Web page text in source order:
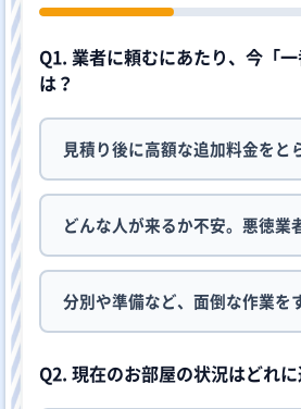
Q1. 業者に頼むにあたり、今「一
は？
見積り後に高額な追加料金をと
どんな人が来るか不安。悪徳業
分別や準備など、面倒な作業を
Q2. 現在のお部屋の状況はどれ